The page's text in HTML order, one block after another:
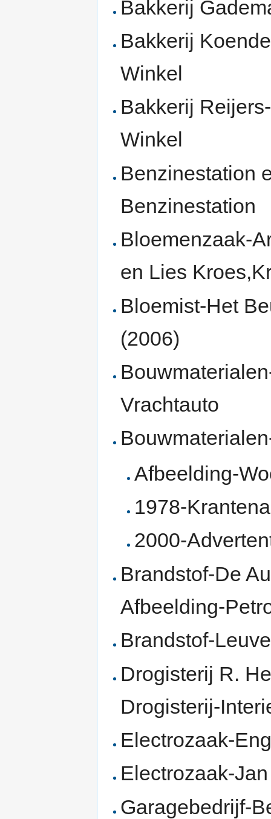
Bakkerij
Bakkerij
Winkel
Bakkerij
Winkel
Benzinestation
Benzinestation
Bloemenzaak-
en Lies
Bloemist-Het
(2006)
Vrachtauto
Afbeelding-
1978-
2000-
Brandstof-De
Afbeelding-
Brandstof-
Drogisterij R.
Drogisterij-
Electrozaak-
Electrozaak-
Garagebedrijf-